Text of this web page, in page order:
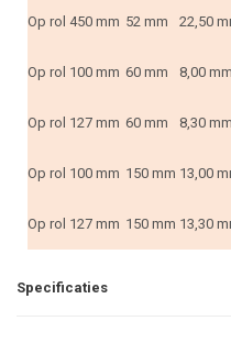
Op rol 450 mm 52 mm 22,50
Op rol 100 mm 60 mm 8,00 mm
Op rol 127 mm 60 mm 8,30 mm
Op rol 100 mm 150 mm 13,00
Op rol 127 mm 150 mm 13,30
Specificaties